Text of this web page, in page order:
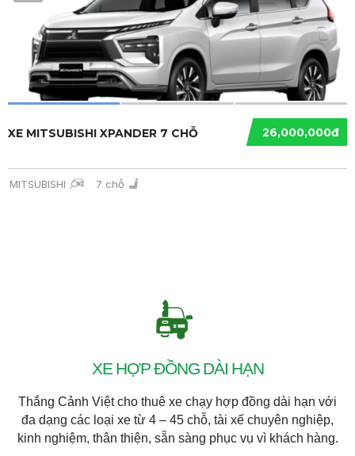
26,000,000đ
XE MITSUBISHI XPANDER 7 CHỖ
MITSUBISHI 7 chỗ
XE HỢP ĐỒNG DÀI HẠN
Thắng Cảnh Việt cho thuê xe chạy hợp đồng dài hạn với
đa dạng các loại xe từ 4 – 45 chỗ, tài xế chuyên nghiệp,
kinh nghiệm, thân thiện, sẵn sàng phục vụ vì khách hàng.